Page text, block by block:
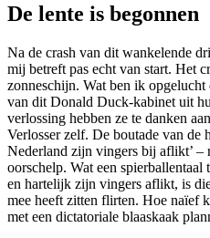
De lente is begonnen
Na de crash van dit wankelende
mij betreft pas echt van start. Het
zonneschijn. Wat ben ik opgelucht
van dit Donald Duck-kabinet uit
verlossing hebben ze te danken
Verlosser zelf. De boutade van de
Nederland zijn vingers bij aflikt’ –
oorschelp. Wat een
en hartelijk zijn vingers aflikt, is
mee heeft zitten flirten. Hoe naïef
met een dictatoriale blaaskaak